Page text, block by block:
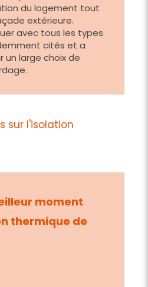
du logement tout
extérieure.
avec tous les types
cités et a
un large choix de
sur l'isolation
moment
thermique de